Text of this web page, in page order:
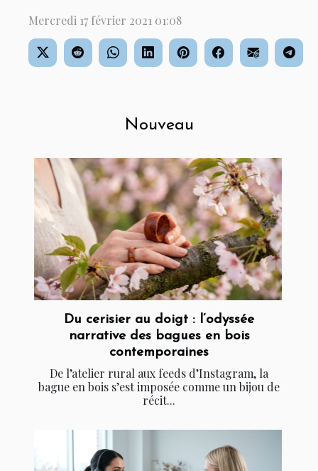
Nouveau
Du cerisier au doigt : l’odyssée
narrative des bagues en bois
contemporaines
De l’atelier rural aux feeds d’Instagram, la
bague en bois s’est imposée comme un bijou de
récit...
Mercredi 17 février 2021 01:08